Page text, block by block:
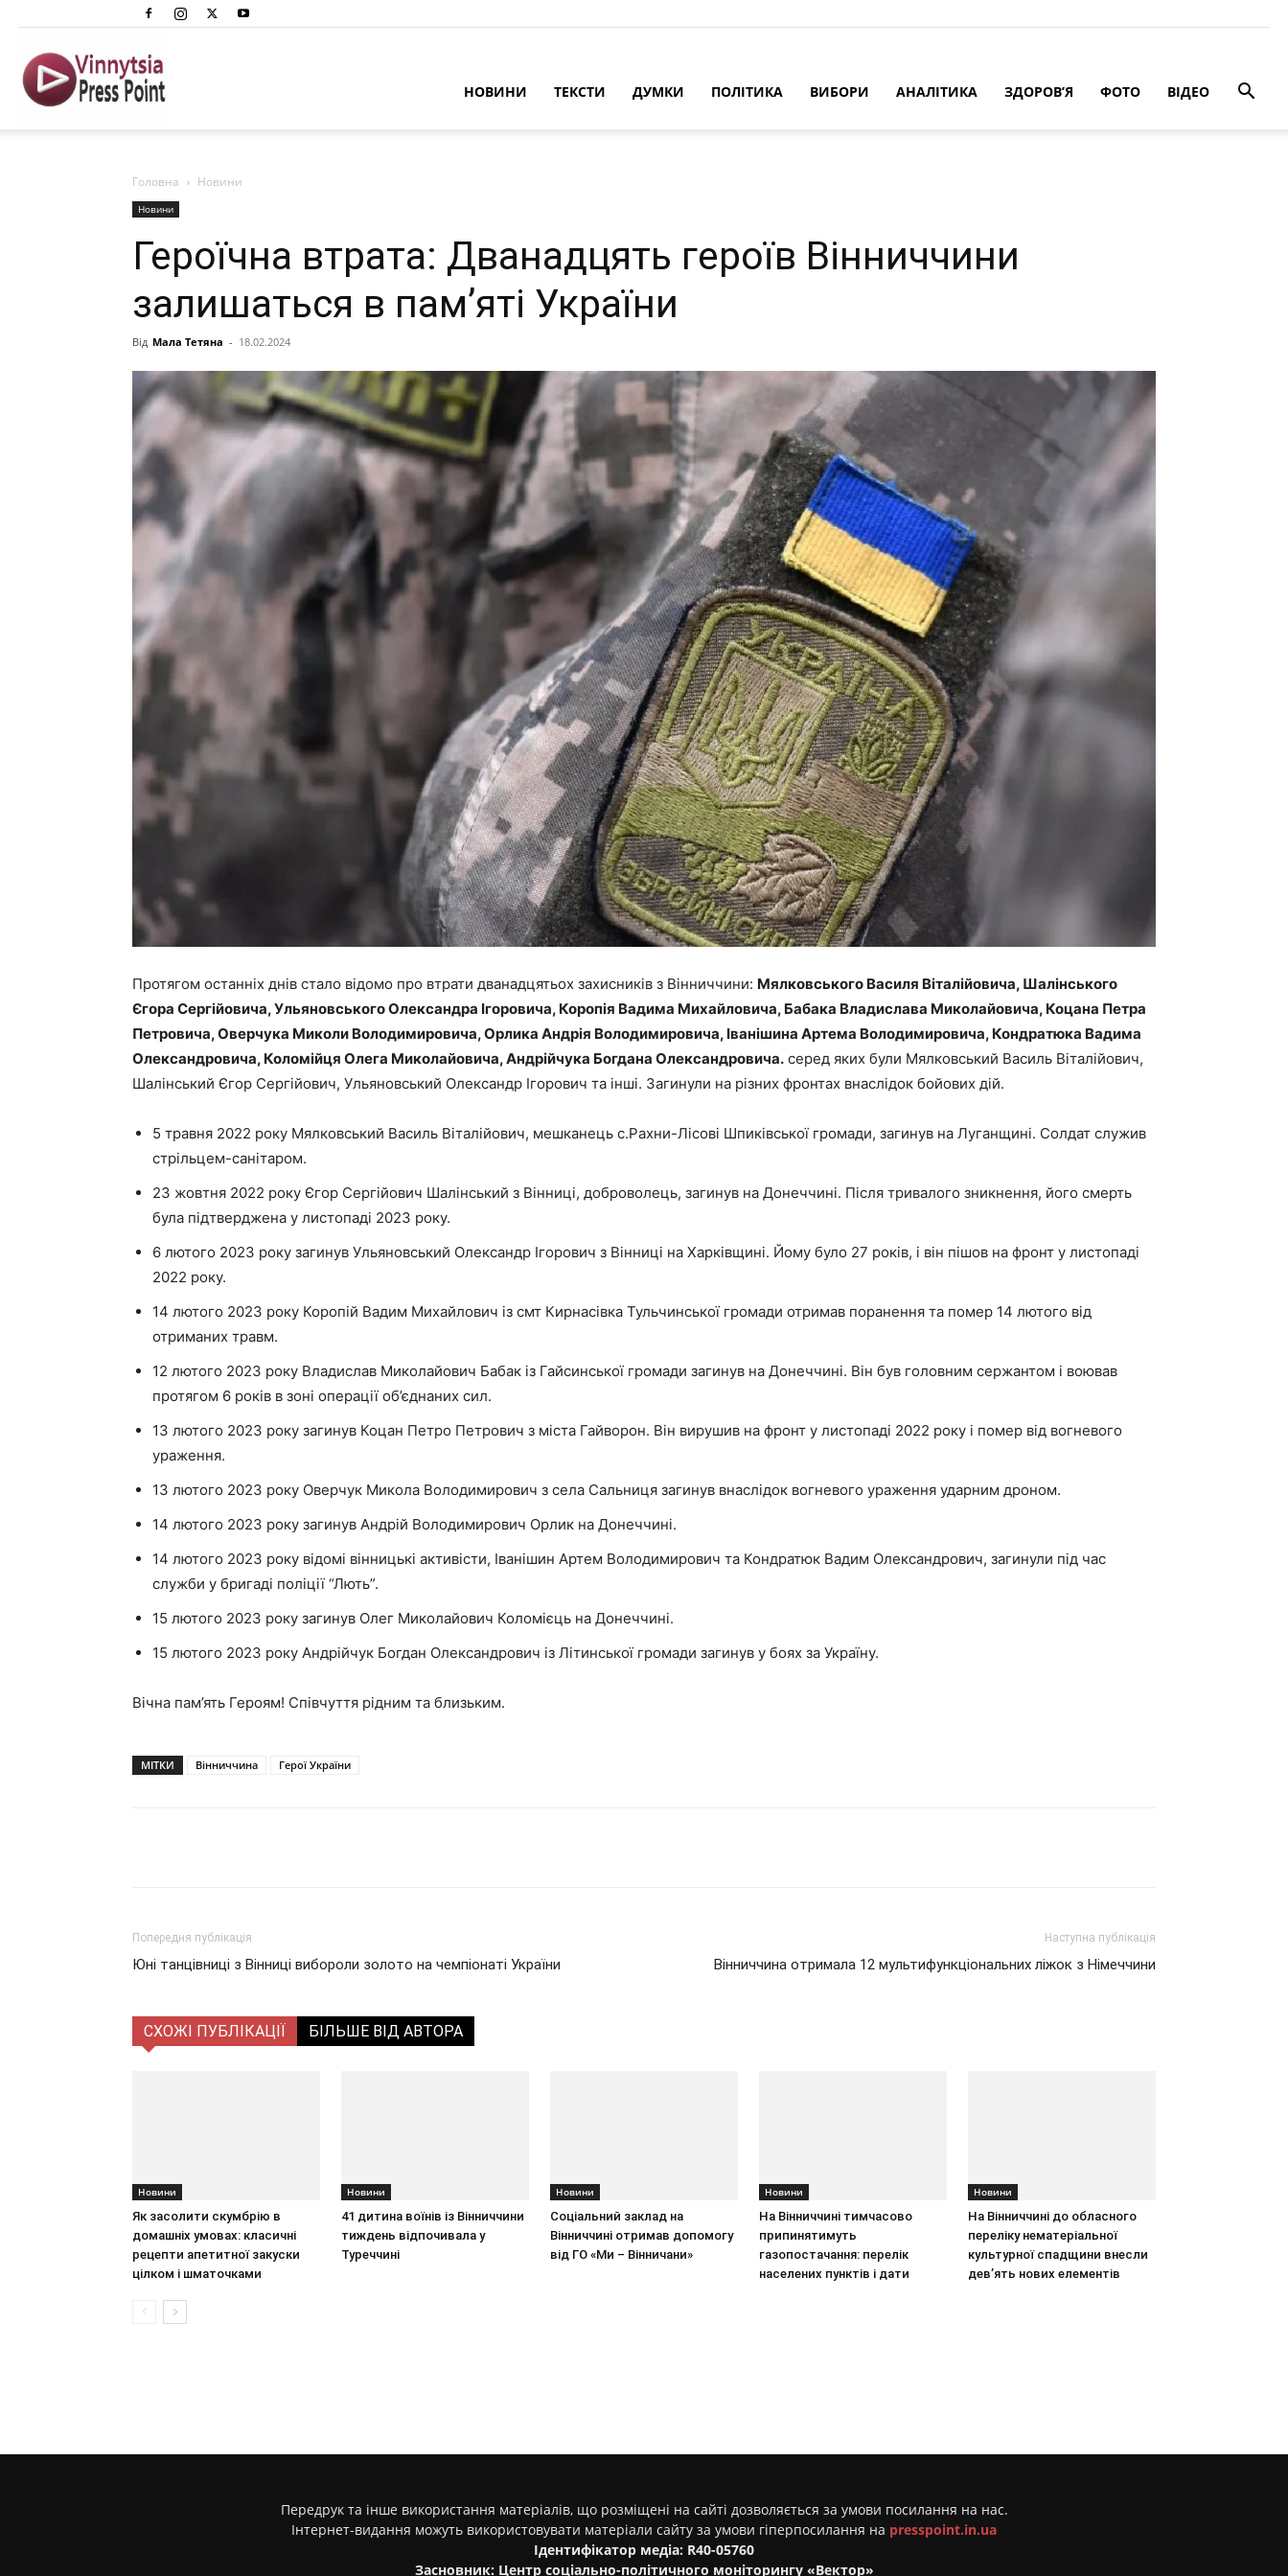
Преспоінт
НОВИНИ ТЕКСТИ ДУМКИ ПОЛІТИКА ВИБОРИ АНАЛІТИКА ЗДОРОВ’Я ФОТО ВІДЕО
Головна Новини
Новини
Героїчна втрата: Дванадцять героїв Вінниччини
залишаться в пам’яті України
Від Мала Тетяна - 18.02.2024
Протягом останніх днів стало відомо про втрати дванадцятьох захисників з Вінниччини: Мялковського Василя Віталійовича, Шалінського
Єгора Сергійовича, Ульяновського Олександра Ігоровича, Коропія Вадима Михайловича, Бабака Владислава Миколайовича, Коцана Петра
Петровича, Оверчука Миколи Володимировича, Орлика Андрія Володимировича, Іванішина Артема Володимировича, Кондратюка Вадима
Олександровича, Коломійця Олега Миколайовича, Андрійчука Богдана Олександровича. серед яких були Мялковський Василь Віталійович,
Шалінський Єгор Сергійович, Ульяновський Олександр Ігорович та інші. Загинули на різних фронтах внаслідок бойових дій.
5 травня 2022 року Мялковський Василь Віталійович, мешканець с.Рахни-Лісові Шпиківської громади, загинув на Луганщині. Солдат служив
стрільцем-санітаром.
23 жовтня 2022 року Єгор Сергійович Шалінський з Вінниці, доброволець, загинув на Донеччині. Після тривалого зникнення, його смерть
була підтверджена у листопаді 2023 року.
6 лютого 2023 року загинув Ульяновський Олександр Ігорович з Вінниці на Харківщині. Йому було 27 років, і він пішов на фронт у листопаді
2022 року.
14 лютого 2023 року Коропій Вадим Михайлович із смт Кирнасівка Тульчинської громади отримав поранення та помер 14 лютого від
отриманих травм.
12 лютого 2023 року Владислав Миколайович Бабак із Гайсинської громади загинув на Донеччині. Він був головним сержантом і воював
протягом 6 років в зоні операції об’єднаних сил.
13 лютого 2023 року загинув Коцан Петро Петрович з міста Гайворон. Він вирушив на фронт у листопаді 2022 року і помер від вогневого
ураження.
13 лютого 2023 року Оверчук Микола Володимирович з села Сальниця загинув внаслідок вогневого ураження ударним дроном.
14 лютого 2023 року загинув Андрій Володимирович Орлик на Донеччині.
14 лютого 2023 року відомі вінницькі активісти, Іванішин Артем Володимирович та Кондратюк Вадим Олександрович, загинули під час
служби у бригаді поліції “Лють”.
15 лютого 2023 року загинув Олег Миколайович Коломієць на Донеччині.
15 лютого 2023 року Андрійчук Богдан Олександрович із Літинської громади загинув у боях за Україну.
Вічна пам’ять Героям! Співчуття рідним та близьким.
МІТКИ Вінниччина Герої України
Попередня публікація
Юні танцівниці з Вінниці вибороли золото на чемпіонаті України
Наступна публікація
Вінниччина отримала 12 мультифункціональних ліжок з Німеччини
СХОЖІ ПУБЛІКАЦІЇ БІЛЬШЕ ВІД АВТОРА
Новини
Як засолити скумбрію в
домашніх умовах: класичні
рецепти апетитної закуски
цілком і шматочками
Новини
41 дитина воїнів із Вінниччини
тиждень відпочивала у
Туреччині
Новини
Соціальний заклад на
Вінниччині отримав допомогу
від ГО «Ми – Вінничани»
Новини
На Вінниччині тимчасово
припинятимуть
газопостачання: перелік
населених пунктів і дати
Новини
На Вінниччині до обласного
переліку нематеріальної
культурної спадщини внесли
дев’ять нових елементів
Передрук та інше використання матеріалів, що розміщені на сайті дозволяється за умови посилання на нас.
Інтернет-видання можуть використовувати матеріали сайту за умови гіперпосилання на presspoint.in.ua
Ідентифікатор медіа: R40-05760
Засновник: Центр соціально-політичного моніторингу «Вектор»